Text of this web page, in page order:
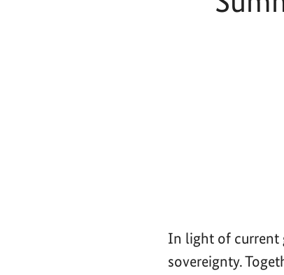
In light of current
sovereignty.